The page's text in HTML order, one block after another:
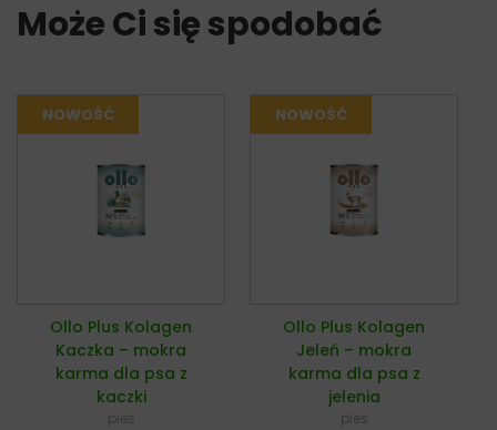
Może Ci się spodobać
Ollo Plus Kolagen
Kaczka – mokra
karma dla psa z
kaczki
pies
Ollo Plus Kolagen
Jeleń – mokra
karma dla psa z
jelenia
pies